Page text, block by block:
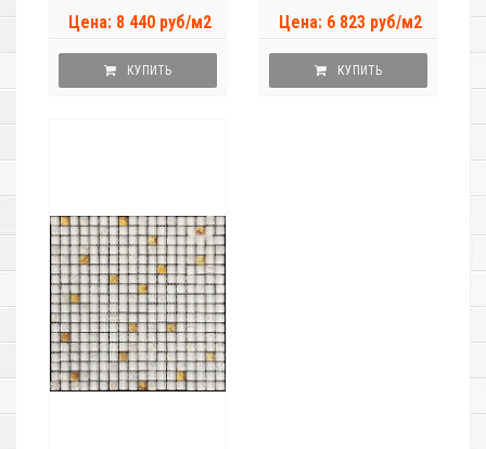
Цена: 8 440 руб/м2
КУПИТЬ
Цена: 6 823 руб/м2
КУПИТЬ